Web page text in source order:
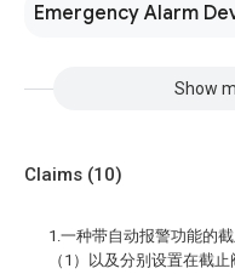
Emergency Alarm
Show
Claims (10)
1.一种带自动报警功能的
（1）以及分别设置在截